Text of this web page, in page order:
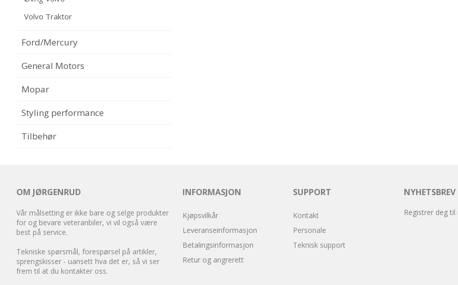
Volvo Traktor
Ford/Mercury
General Motors
Mopar
Styling performance
Tilbehør
OM JØRGENRUD
Vår målsetting er ikke bare og selge produkter
for og bevare veteranbiler, vi vil også være
best på service.
Tekniske spørsmål, forespørsel på artikler,
sprengskisser - uansett hva det er, så vi ser
frem til at du kontakter oss.
INFORMASJON
Kjøpsvilkår
Leveranseinformasjon
Betalingsinformasjon
Retur og angrerett
SUPPORT
Kontakt
Personale
Teknisk support
NYHETSBREV
Registrer deg